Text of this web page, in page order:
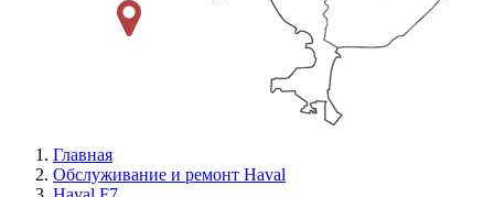
Главная
Обслуживание и ремонт Haval